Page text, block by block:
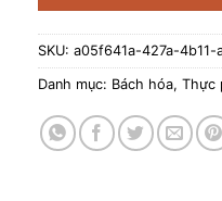
SKU: a05f641a-427a-
Danh mục: Bách hóa, Thực